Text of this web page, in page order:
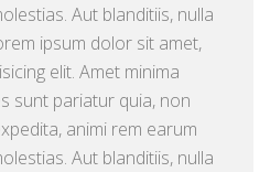
Aut blanditiis, nulla
ipsum dolor sit amet,
elit. Amet minima
sunt pariatur quia, non
animi rem earum
Aut blanditiis, nulla